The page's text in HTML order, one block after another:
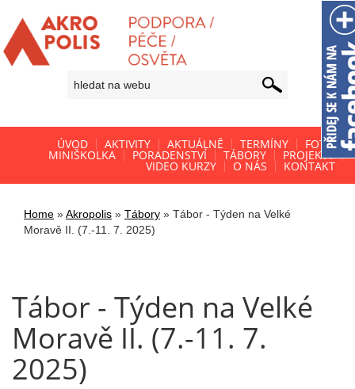
ÚVOD AKTIVITY AKTUÁLNĚ TERMÍNY FOTO
MINIŠKOLKA PORADENSTVÍ TÁBORY PROJEKTY
VIDEO KURZY O NÁS KONTAKT
Home »Akropolis » Tábory » Tábor - Týden na Velké
Moravě II. (7.-11. 7. 2025)
Tábor - Týden na Velké
Moravě II. (7.-11. 7.
2025)